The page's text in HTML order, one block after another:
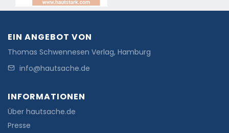
EIN ANGEBOT VON
Thomas Schwennesen Verlag, Hamburg
info@hautsache.de
INFORMATIONEN
Über hautsache.de
Presse